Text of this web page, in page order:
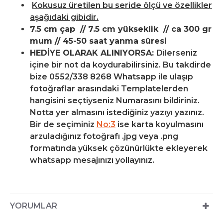
Kokusuz üretilen bu seride ölçü ve özellikler
aşağıdaki gibidir.
7.5 cm çap // 7.5 cm yükseklik // ca 300 gr
mum // 45-50 saat yanma süresi
HEDİYE OLARAK ALINIYORSA: Dilerseniz
içine bir not da koydurabilirsiniz. Bu takdirde
bize 0552/338 8268 Whatsapp ile ulaşıp
fotoğraflar arasındaki Templatelerden
hangisini seçtiyseniz Numarasını bildiriniz.
Notta yer almasını istediğiniz yazıyı yazınız.
Bir de seçiminiz No:3 ise karta koyulmasını
arzuladığınız fotoğrafı .jpg veya .png
formatında yüksek çözünürlükte ekleyerek
whatsapp mesajınızı yollayınız.
YORUMLAR